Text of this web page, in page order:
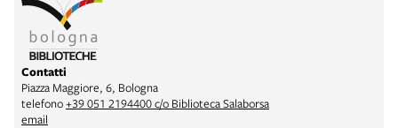
Contatti
Piazza Maggiore, 6, Bologna
telefono+39 051 2194400 c/o Biblioteca Salaborsa
email